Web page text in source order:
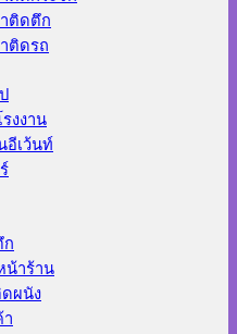
ติดตึก
ติดรถ
งงาน
อีเว้นท์
ก
น้าร้าน
ผนัง